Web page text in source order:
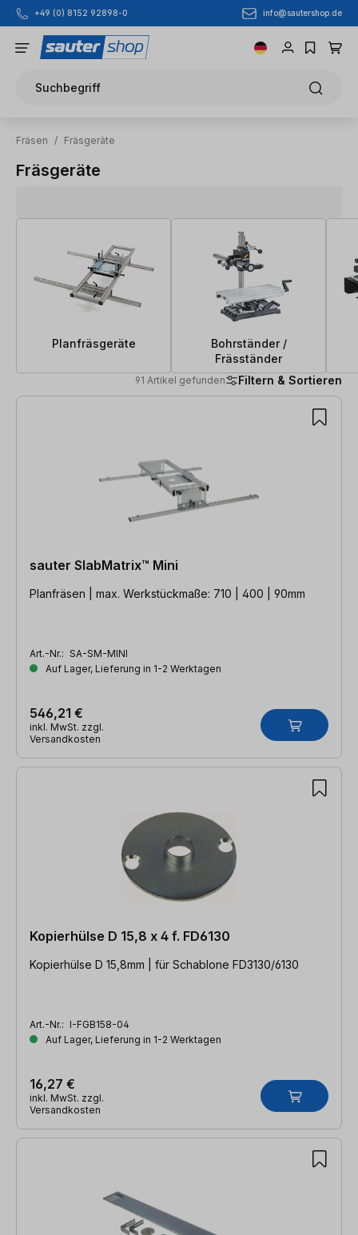
Zum Hauptinhalt springen
+49 (0) 8152 92898-0 info@sautershop.de
Suchbegriff
Fräsen / Fräsgeräte
Fräsgeräte
Planfräsgeräte
Bohrständer /
Fräsständer
91 Artikel gefunden Filtern & Sortieren
91 Artikel gefunden
sauter SlabMatrix™ Mini
Planfräsen | max. Werkstückmaße: 710 | 400 | 90mm
Art.-Nr.: SA-SM-MINI
Auf Lager, Lieferung in 1-2 Werktagen
546,21 €
inkl. MwSt. zzgl.
Versandkosten
Kopierhülse D 15,8 x 4 f. FD6130
Kopierhülse D 15,8mm | für Schablone FD3130/6130
Art.-Nr.: I-FGB158-04
Auf Lager, Lieferung in 1-2 Werktagen
16,27 €
inkl. MwSt. zzgl.
Versandkosten